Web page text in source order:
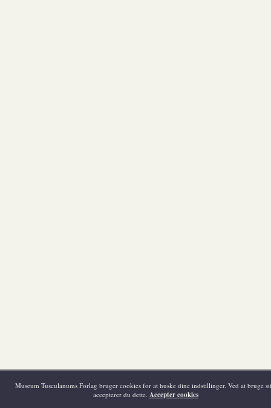
Museum Tusculanums Forlag bruger cookies for at huske dine indstillinger. Ved at bruge
accepterer du dette. Accepter cookies